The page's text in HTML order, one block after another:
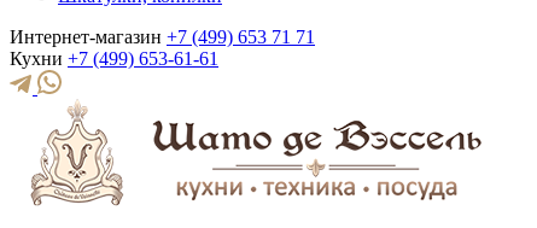
Интернет-магазин +7 (499) 653 71 71
Кухни +7 (499) 653-61-61